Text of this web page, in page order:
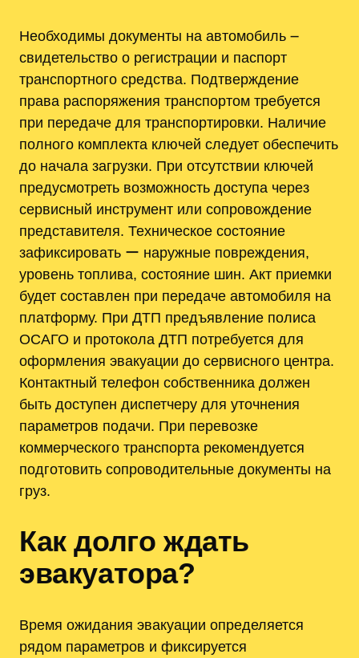
Необходимы документы на автомобиль ౼
свидетельство о регистрации и паспорт
транспортного средства. Подтверждение
права распоряжения транспортом требуется
при передаче для транспортировки. Наличие
полного комплекта ключей следует обеспечить
до начала загрузки. При отсутствии ключей
предусмотреть возможность доступа через
сервисный инструмент или сопровождение
представителя. Техническое состояние
зафиксировать ー наружные повреждения,
уровень топлива, состояние шин. Акт приемки
будет составлен при передаче автомобиля на
платформу. При ДТП предъявление полиса
ОСАГО и протокола ДТП потребуется для
оформления эвакуации до сервисного центра.
Контактный телефон собственника должен
быть доступен диспетчеру для уточнения
параметров подачи. При перевозке
коммерческого транспорта рекомендуется
подготовить сопроводительные документы на
груз.
Как долго ждать
эвакуатора?
Время ожидания эвакуации определяется
рядом параметров и фиксируется